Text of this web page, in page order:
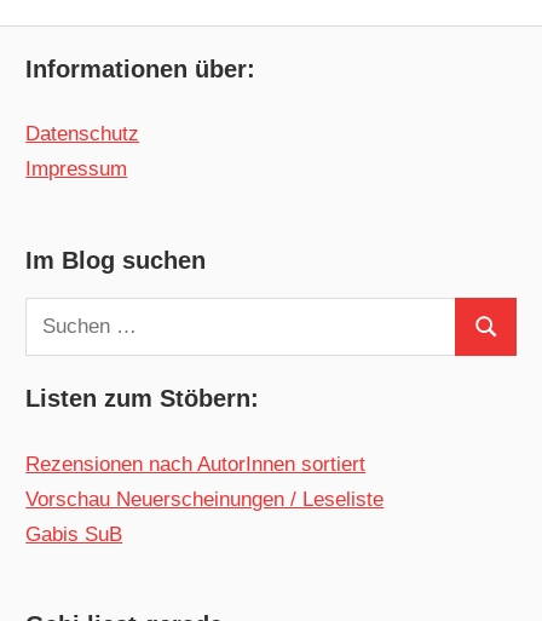
Informationen über:
Datenschutz
Impressum
Im Blog suchen
Suchen
nach:
Suchen
Listen zum Stöbern:
Rezensionen nach AutorInnen sortiert
Vorschau Neuerscheinungen / Leseliste
Gabis SuB